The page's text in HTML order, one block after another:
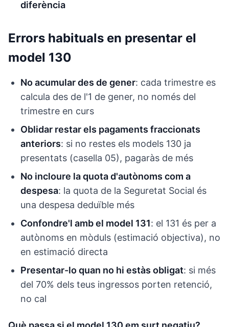
diferència
Errors habituals en presentar el
model 130
No acumular des de gener: cada trimestre es
calcula des de l'1 de gener, no només del
trimestre en curs
Oblidar restar els pagaments fraccionats
anteriors: si no restes els models 130 ja
presentats (casella 05), pagaràs de més
No incloure la quota d'autònoms com a
despesa: la quota de la Seguretat Social és
una despesa deduïble més
Confondre'l amb el model 131: el 131 és per a
autònoms en mòduls (estimació objectiva), no
en estimació directa
Presentar-lo quan no hi estàs obligat: si més
del 70% dels teus ingressos porten retenció,
no cal